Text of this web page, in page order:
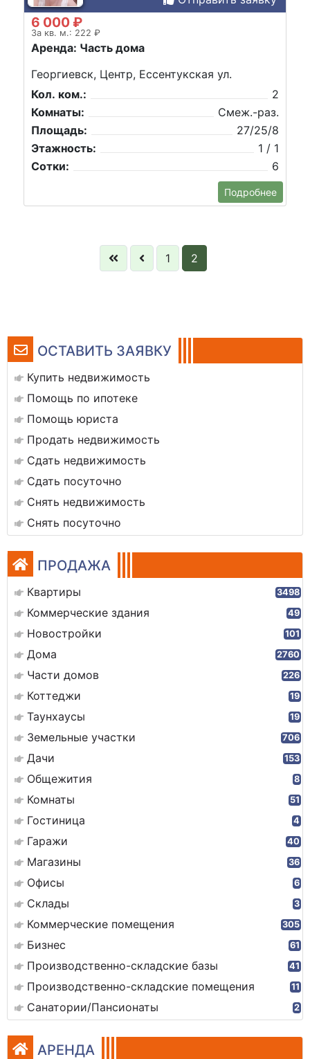
ОСТАВИТЬ ЗАЯВКУ
Купить недвижимость
Помощь по ипотеке
Помощь юриста
Продать недвижимость
Сдать недвижимость
Сдать посуточно
Снять недвижимость
Снять посуточно
ПРОДАЖА
Квартиры 3498
Коммерческие здания 49
Новостройки 101
Дома 2760
Части домов 226
Коттеджи 19
Таунхаусы 19
Земельные участки 706
Дачи 153
Общежития 8
Комнаты 51
Гостиница 4
Гаражи 40
Магазины 36
Офисы 6
Склады 3
Коммерческие помещения 305
Бизнес 61
Производственно-складские базы 41
Производственно-складские помещения 11
Санатории/Пансионаты 2
АРЕНДА
6 000 ₽
За кв. м.: 222 ₽
Аренда: Часть дома
Георгиевск, Центр, Ессентукская ул.
Кол. ком.:
2
Комнаты:
Смеж.-раз.
Площадь:
27/25/8
Этажность:
1 / 1
Сотки:
6
Подробнее
1 2